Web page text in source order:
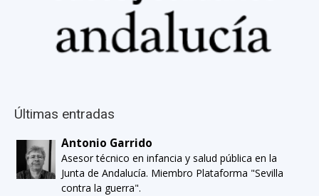
Últimas entradas
Antonio Garrido
Asesor técnico en infancia y salud pública en la
Junta de Andalucía. Miembro Plataforma "Sevilla
contra la guerra".